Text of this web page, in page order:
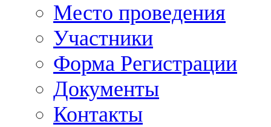
Место проведения
Участники
Форма Регистрации
Документы
Контакты